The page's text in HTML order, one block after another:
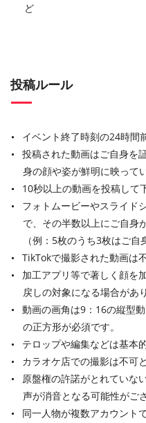
ど
投稿ルール
イベント終了時刻の24時間
投稿された動画はご自身を
身の顔や姿が鮮明に映って
10秒以上の動画を投稿して
フォトムービーやスライド
で、その半数以上にご自身
（例：5枚のうち3枚はご自
TikTokで撮影された動画は
加工アプリ等で著しく顔を
戻しの対象になる場合があ
動画の画角は9：16の縦型
の正方形が必須です。
テロップや編集などは基本
カラオケ店での撮影は不可
原盤権の許諾がとれていな
声が消音となる可能性がご
同一人物が複数アカウント